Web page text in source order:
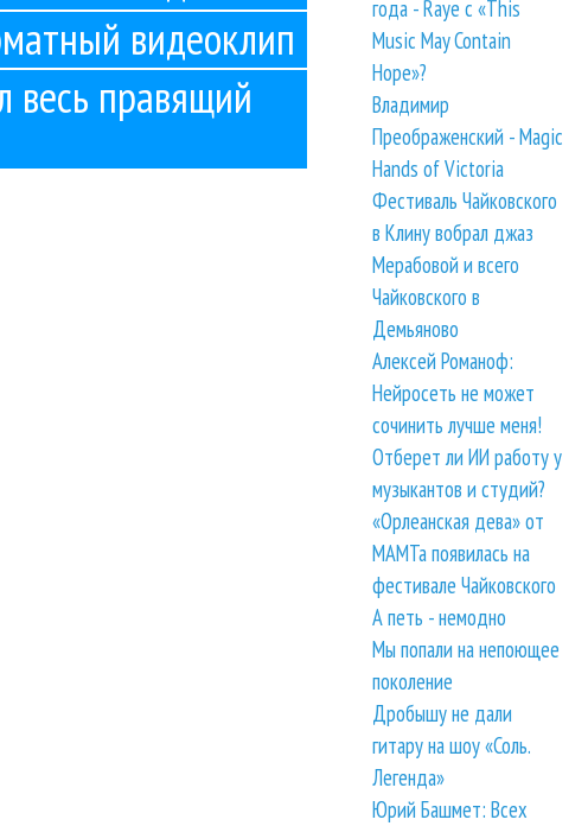
видеоклип
весь правящий
года - Raye с «This
Music May Contain
Hope»?
Владимир
Преображенский - Magic
Hands of Victoria
Фестиваль Чайковского
в Клину вобрал джаз
Мерабовой и всего
Чайковского в
Демьяново
Алексей Романоф:
Нейросеть не может
сочинить лучше меня!
Отберет ли ИИ работу у
музыкантов и студий?
«Орлеанская дева» от
МАМТа появилась на
фестивале Чайковского
А петь - немодно
Мы попали на непоющее
поколение
Дробышу не дали
гитару на шоу «Соль.
Легенда»
Юрий Башмет: Всех